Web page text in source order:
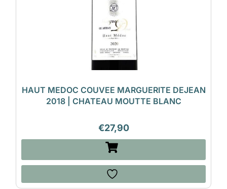
HAUT MEDOC COUVEE MARGUERITE DEJEAN
2018 | CHATEAU MOUTTE BLANC
€27,90